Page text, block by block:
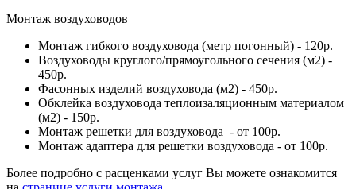
Монтаж воздуховодов
Монтаж гибкого воздуховода (метр погонный) - 120р.
Воздуховоды круглого/прямоугольного сечения (м2) -
450р.
Фасонных изделий воздуховода (м2) - 450р.
Обклейка воздуховода теплоизаляционным материалом
(м2) - 150р.
Монтаж решетки для воздуховода - от 100р.
Монтаж адаптера для решетки воздуховода - от 100р.
Более подробно с расценками услуг Вы можете ознакомится